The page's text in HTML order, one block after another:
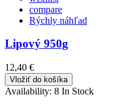
compare
Rýchly náhľad
Lipový 950g
12,40 €
Vložiť do košíka
Availability: 8 In Stock